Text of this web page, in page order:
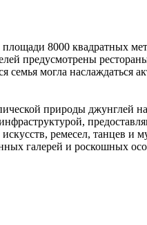
8000 квадратных
предусмотрены
могла наслаждаться
природы джунглей
ремесел, танцев и
галерей и роскошных